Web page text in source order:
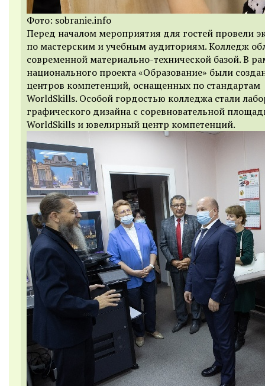
Фото: sobranie.info
Перед началом мероприятия для гостей провели
по мастерским и учебным аудиториям. Колледж
современной материально-технической базой. В
национального проекта «Образование» были
центров компетенций, оснащенных по стандартам
WorldSkills. Особой гордостью колледжа стали
графического дизайна с соревновательной
WorldSkills и ювелирный центр компетенций.